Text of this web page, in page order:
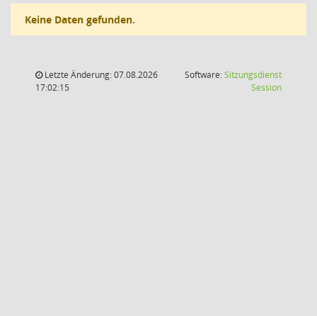
Keine Daten gefunden.
Letzte Änderung: 07.08.2026
17:02:15
Software:Sitzungsdienst
Session(Wird in